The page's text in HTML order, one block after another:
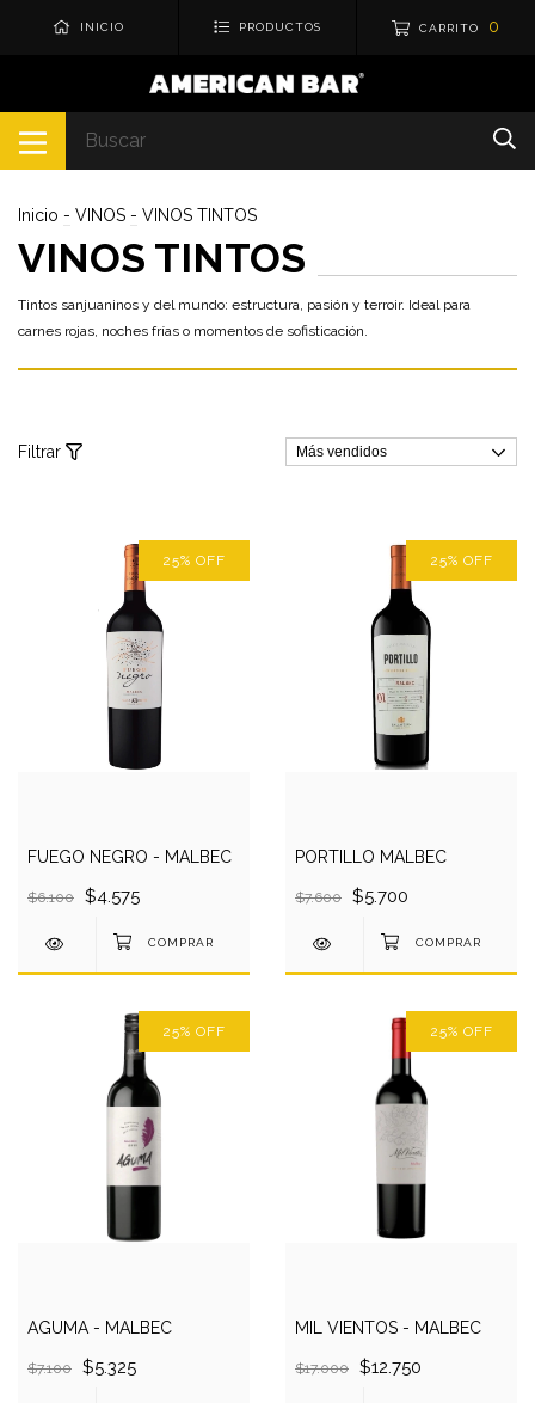
INICIO PRODUCTOS CARRITO 0
Inicio - VINOS - VINOS TINTOS
VINOS TINTOS
Tintos sanjuaninos y del mundo: estructura, pasión y terroir. Ideal para
carnes rojas, noches frías o momentos de sofisticación.
Filtrar
25% OFF
FUEGO NEGRO - MALBEC
$6.100 $4.575
25% OFF
PORTILLO MALBEC
$7.600 $5.700
25% OFF
AGUMA - MALBEC
$7.100 $5.325
25% OFF
MIL VIENTOS - MALBEC
$17.000 $12.750